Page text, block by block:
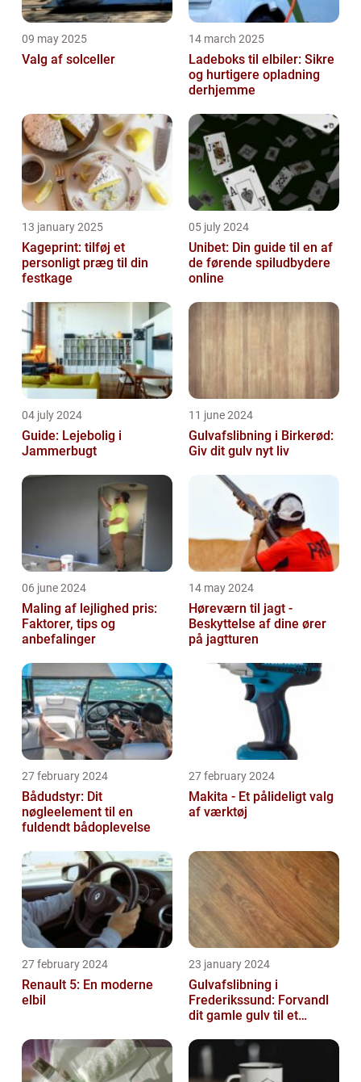
09 may 2025
Valg af solceller
14 march 2025
Ladeboks til elbiler: Sikre
og hurtigere opladning
derhjemme
13 january 2025
Kageprint: tilføj et
personligt præg til din
festkage
05 july 2024
Unibet: Din guide til en af
de førende spiludbydere
online
04 july 2024
Guide: Lejebolig i
Jammerbugt
11 june 2024
Gulvafslibning i Birkerød:
Giv dit gulv nyt liv
06 june 2024
Maling af lejlighed pris:
Faktorer, tips og
anbefalinger
14 may 2024
Høreværn til jagt -
Beskyttelse af dine ører
på jagtturen
27 february 2024
Bådudstyr: Dit
nøgleelement til en
fuldendt bådoplevelse
27 february 2024
Makita - Et pålideligt valg
af værktøj
27 february 2024
Renault 5: En moderne
elbil
23 january 2024
Gulvafslibning i
Frederikssund: Forvandl
dit gamle gulv til et